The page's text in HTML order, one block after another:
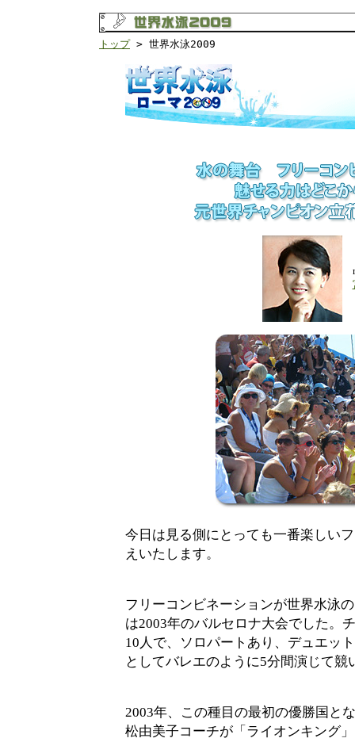
トップ> 世界水泳2009
今日は見る側にとっても一番楽しい
えいたします。
フリーコンビネーションが世界水泳
は2003年のバルセロナ大会でした。
10人で、ソロパートあり、デュエッ
としてバレエのように5分間演じて競
2003年、この種目の最初の優勝国と
松由美子コーチが「ライオンキング